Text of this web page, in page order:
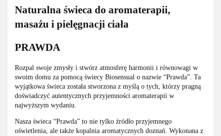
Naturalna świeca do aromaterapii,
masażu i pielęgnacji ciała
PRAWDA
Rozpal swoje zmysły i stwórz atmosferę harmonii i równowagi w
swoim domu za pomocą świecy Biosensual o nazwie “Prawda”. Ta
wyjątkowa świeca została stworzona z myślą o tych, którzy pragną
doświadczyć autentycznych przyjemności aromaterapii w
najwyższym wydaniu.
Nasza świeca “Prawda” to nie tylko źródło przyjemnego
oświetlenia, ale także kopalnia aromatycznych doznań. Wykonana z